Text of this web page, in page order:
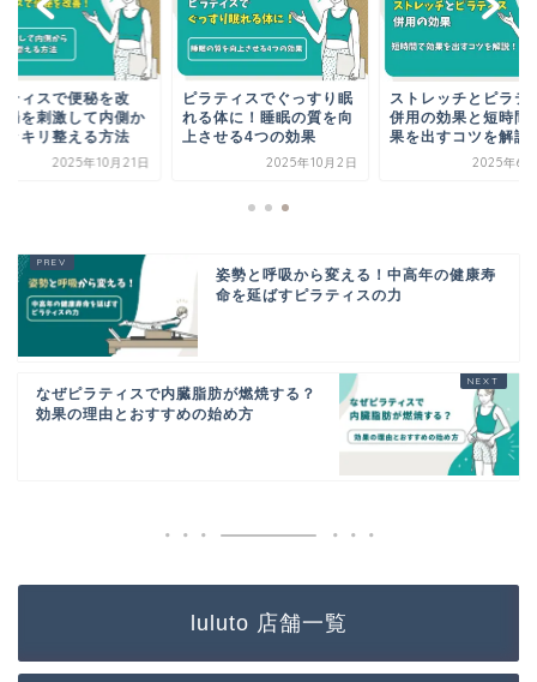
ティスで便秘を改
腸を刺激して内側か
ッキリ整える方法
2025年10月21日
ピラティスでぐっすり眠
れる体に！睡眠の質を向
上させる4つの効果
2025年10月2日
ストレッチとピラテ
併用の効果と短時間
果を出すコツを解説
2025年6
姿勢と呼吸から変える！中高年の健康寿
命を延ばすピラティスの力
なぜピラティスで内臓脂肪が燃焼する？
効果の理由とおすすめの始め方
luluto 店舗一覧